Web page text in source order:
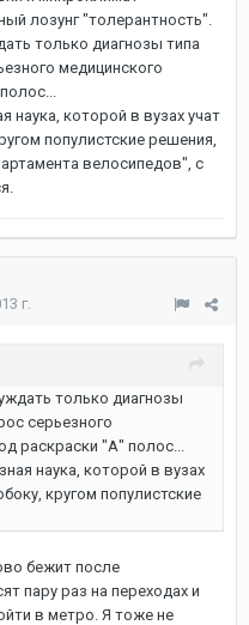
лозунг "толерантность".
только диагнозы типа
медицинского
наука, которой в вузах учат
популистские решения,
велосипедов", с
г.
только диагнозы
серьезного
раскраски "А" полос...
наука, которой в вузах
кругом популистские
бежит после
пару раз на переходах и
в метро. Я тоже не